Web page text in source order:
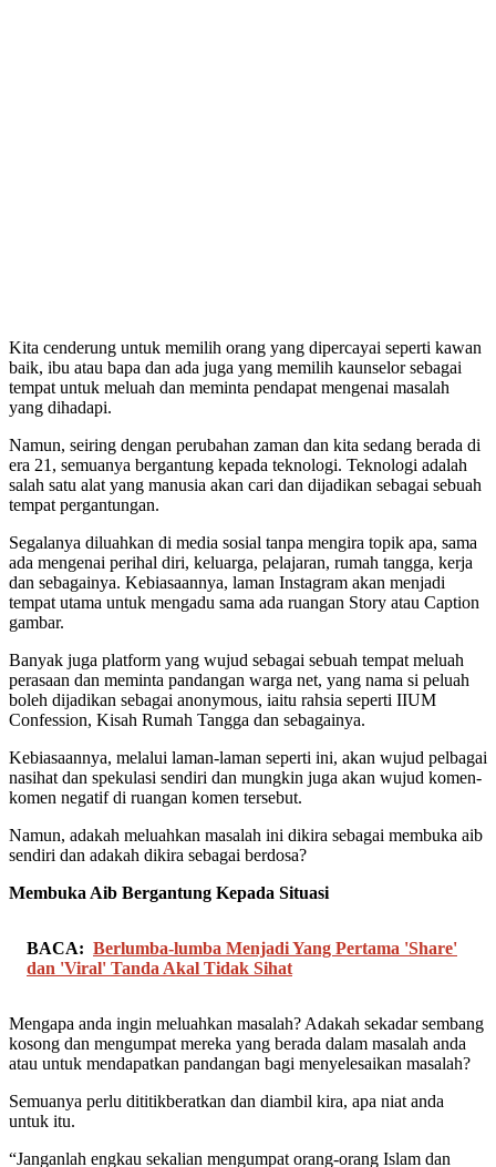
Kita cenderung untuk memilih orang yang dipercayai seperti kawan
baik, ibu atau bapa dan ada juga yang memilih kaunselor sebagai
tempat untuk meluah dan meminta pendapat mengenai masalah
yang dihadapi.
Namun, seiring dengan perubahan zaman dan kita sedang berada di
era 21, semuanya bergantung kepada teknologi. Teknologi adalah
salah satu alat yang manusia akan cari dan dijadikan sebagai sebuah
tempat pergantungan.
Segalanya diluahkan di media sosial tanpa mengira topik apa, sama
ada mengenai perihal diri, keluarga, pelajaran, rumah tangga, kerja
dan sebagainya. Kebiasaannya, laman Instagram akan menjadi
tempat utama untuk mengadu sama ada ruangan Story atau Caption
gambar.
Banyak juga platform yang wujud sebagai sebuah tempat meluah
perasaan dan meminta pandangan warga net, yang nama si peluah
boleh dijadikan sebagai anonymous, iaitu rahsia seperti IIUM
Confession, Kisah Rumah Tangga dan sebagainya.
Kebiasaannya, melalui laman-laman seperti ini, akan wujud pelbagai
nasihat dan spekulasi sendiri dan mungkin juga akan wujud komen-
komen negatif di ruangan komen tersebut.
Namun, adakah meluahkan masalah ini dikira sebagai membuka aib
sendiri dan adakah dikira sebagai berdosa?
Membuka Aib Bergantung Kepada Situasi
BACA: Berlumba-lumba Menjadi Yang Pertama 'Share'
dan 'Viral' Tanda Akal Tidak Sihat
Mengapa anda ingin meluahkan masalah? Adakah sekadar sembang
kosong dan mengumpat mereka yang berada dalam masalah anda
atau untuk mendapatkan pandangan bagi menyelesaikan masalah?
Semuanya perlu dititikberatkan dan diambil kira, apa niat anda
untuk itu.
“Janganlah engkau sekalian mengumpat orang-orang Islam dan